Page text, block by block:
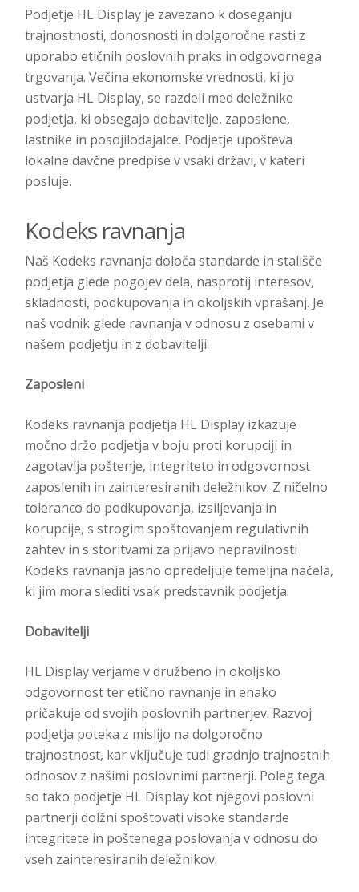
Podjetje HL Display je zavezano k doseganju
trajnostnosti, donosnosti in dolgoročne rasti z
uporabo etičnih poslovnih praks in odgovornega
trgovanja. Večina ekonomske vrednosti, ki jo
ustvarja HL Display, se razdeli med deležnike
podjetja, ki obsegajo dobavitelje, zaposlene,
lastnike in posojilodajalce. Podjetje upošteva
lokalne davčne predpise v vsaki državi, v kateri
posluje.
Kodeks ravnanja
Naš Kodeks ravnanja določa standarde in stališče
podjetja glede pogojev dela, nasprotij interesov,
skladnosti, podkupovanja in okoljskih vprašanj. Je
naš vodnik glede ravnanja v odnosu z osebami v
našem podjetju in z dobavitelji.
Zaposleni
Kodeks ravnanja podjetja HL Display izkazuje
močno držo podjetja v boju proti korupciji in
zagotavlja poštenje, integriteto in odgovornost
zaposlenih in zainteresiranih deležnikov. Z ničelno
toleranco do podkupovanja, izsiljevanja in
korupcije, s strogim spoštovanjem regulativnih
zahtev in s storitvami za prijavo nepravilnosti
Kodeks ravnanja jasno opredeljuje temeljna načela,
ki jim mora slediti vsak predstavnik podjetja.
Dobavitelji
HL Display verjame v družbeno in okoljsko
odgovornost ter etično ravnanje in enako
pričakuje od svojih poslovnih partnerjev. Razvoj
podjetja poteka z mislijo na dolgoročno
trajnostnost, kar vključuje tudi gradnjo trajnostnih
odnosov z našimi poslovnimi partnerji. Poleg tega
so tako podjetje HL Display kot njegovi poslovni
partnerji dolžni spoštovati visoke standarde
integritete in poštenega poslovanja v odnosu do
vseh zainteresiranih deležnikov.